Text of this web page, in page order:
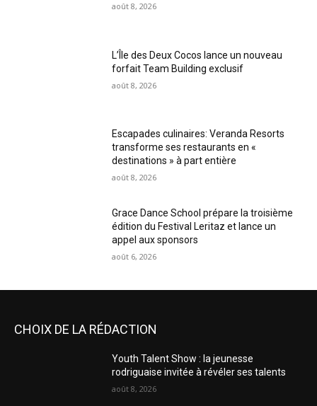
août 8, 2026
L’Île des Deux Cocos lance un nouveau
forfait Team Building exclusif
août 8, 2026
Escapades culinaires: Veranda Resorts
transforme ses restaurants en «
destinations » à part entière
août 8, 2026
Grace Dance School prépare la troisième
édition du Festival Leritaz et lance un
appel aux sponsors
août 6, 2026
CHOIX DE LA RÉDACTION
Youth Talent Show : la jeunesse
rodriguaise invitée à révéler ses talents
août 8, 2026